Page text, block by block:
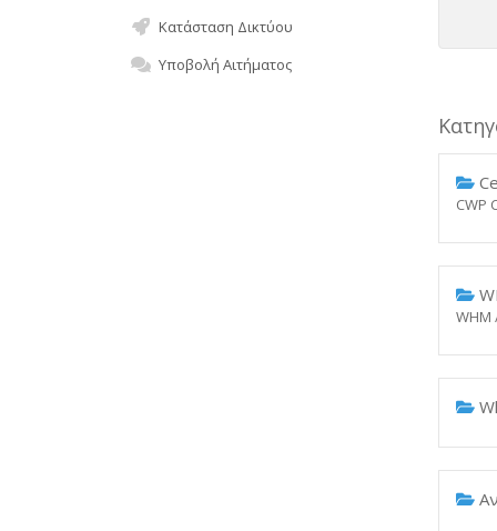
CWP
WHM
Κατάσταση Δικτύου
Υποβολή Αιτήματος